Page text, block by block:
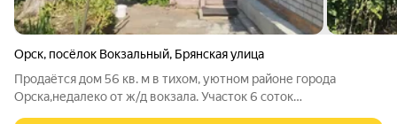
Орск, посёлок Вокзальный, Брянская улица
Продаётся дом 56 кв. м в тихом, уютном районе города
Орска,недалеко от ж/д вокзала. Участок 6 соток